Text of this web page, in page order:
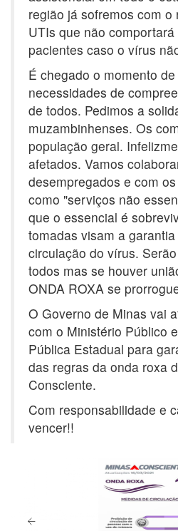
região já sofremos com
UTIs que não
pacientes caso o vírus
É chegado o momento
necessidades de
de todos. Pedimos a
muzambinhenses. Os
população geral.
afetados. Vamos
desempregados e com
como "serviços não
que o essencial é
tomadas visam a
circulação do vírus.
todos mas se houver
ONDA ROXA se
O Governo de Minas vai
com o Ministério Público
Pública Estadual para
das regras da onda roxa
Consciente.
Com responsabilidade e
vencer!!